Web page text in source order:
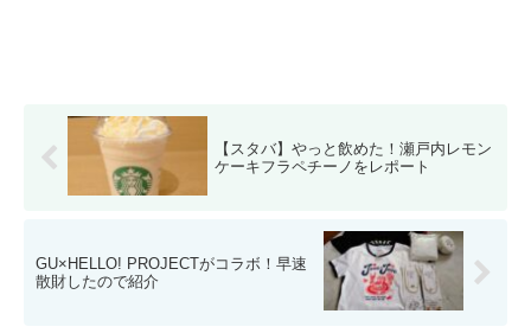
【スタバ】やっと飲めた！瀬戸内レモン
ケーキフラペチーノをレポート
GU×HELLO! PROJECTがコラボ！早速
散財したので紹介